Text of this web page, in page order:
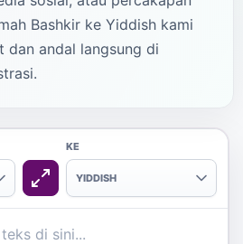
Bashkir ke Yiddish kami
dan andal langsung di
KE
YIDDISH